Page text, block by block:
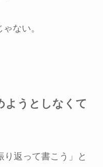
ない。
ようとしなくて
り返って書こう」と